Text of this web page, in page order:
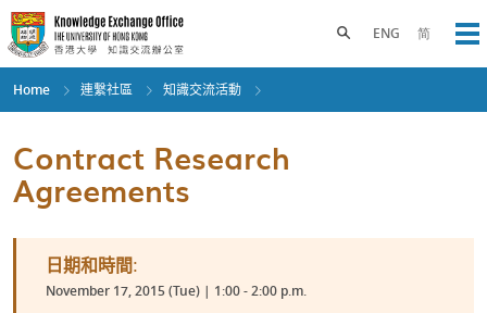
Skip
to
main
content
ENG 简
Toggle search panel
Home 連繫社區 知識交流活動
Contract Research
Agreements
日期和時間:
November 17, 2015 (Tue) | 1:00 - 2:00 p.m.